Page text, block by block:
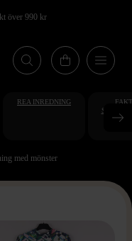
över 990 kr
REA INREDNING
med mönster